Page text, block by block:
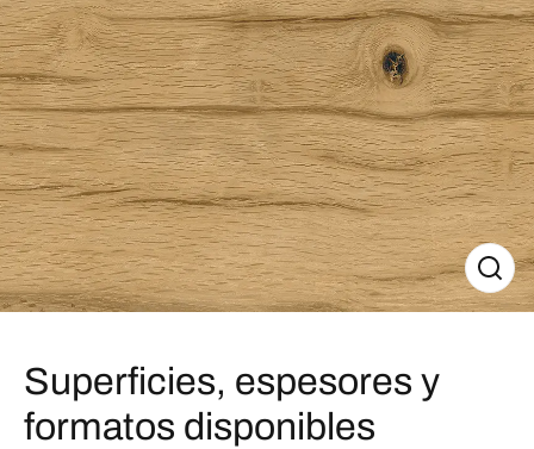
Superficies, espesores y
formatos disponibles